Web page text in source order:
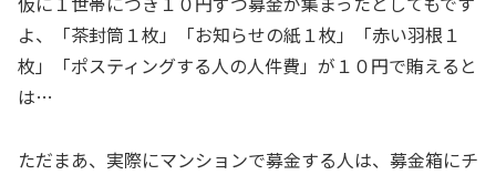
よ、「茶封筒１枚」「お知らせの紙１枚」「赤い羽根１
枚」「ポスティングする人の人件費」が１０円で賄えると
は…
ただまあ、実際にマンションで募金する人は、募金箱にチ